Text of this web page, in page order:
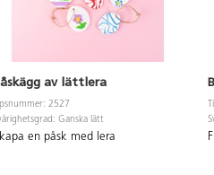
av lättlera
2527
Ganska lätt
en påsk med lera